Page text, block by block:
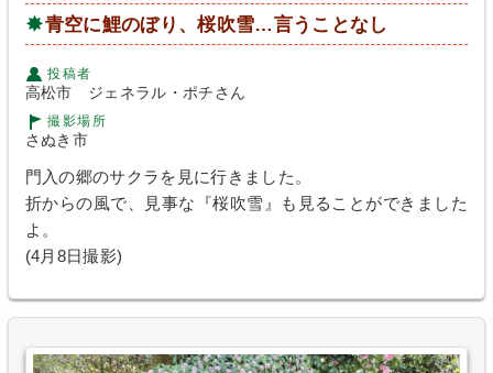
青空に鯉のぼり、桜吹雪…言うことなし
投稿者
高松市 ジェネラル・ポチさん
撮影場所
さぬき市
門入の郷のサクラを見に行きました。
折からの風で、見事な『桜吹雪』も見ることができました
よ。
(4月8日撮影)